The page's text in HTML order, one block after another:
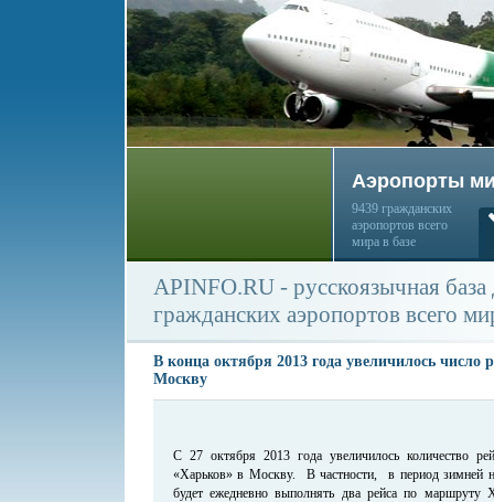
Аэропорты
9439 гражданских
аэропортов всего
мира в базе
APINFO.RU - русскоязычная
гражданских аэропортов всего
В конца октября 2013 года увеличилось число
Москву
C 27 октября 2013 года увеличилось количество
«Харьков» в Москву. В частности, в период зимней
будет ежедневно выполнять два рейса по